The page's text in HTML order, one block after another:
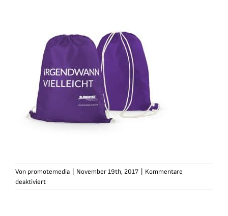
Von promotemedia November 19th, 2017
Kommentare
deaktiviertfür